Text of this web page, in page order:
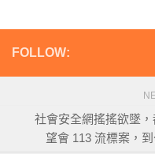
FOLLOW:
社會安全網搖搖欲墜
望會 113 流標案，